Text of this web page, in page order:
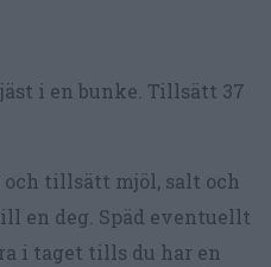
i en bunke. Tillsätt 37
tillsätt mjöl, salt och
en deg. Späd eventuellt
i taget tills du har en